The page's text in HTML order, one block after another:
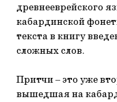
древнееврейского
кабардинской
текста в книгу
сложных слов.
Притчи – это уже
вышедшая на